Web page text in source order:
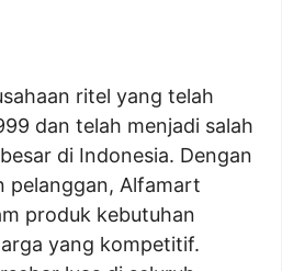
ritel yang telah
dan telah menjadi salah
di Indonesia. Dengan
pelanggan, Alfamart
produk kebutuhan
yang kompetitif.